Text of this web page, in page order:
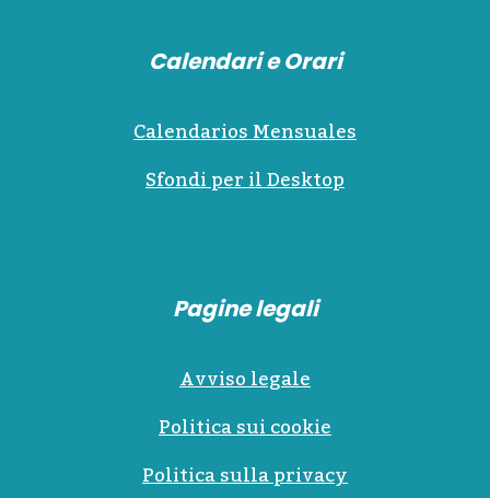
Calendari e Orari
Calendarios Mensuales
Sfondi per il Desktop
Pagine legali
Avviso legale
Politica sui cookie
Politica sulla privacy